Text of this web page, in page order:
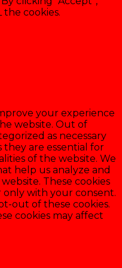
cookies.
your experience
website. Out of
as necessary
they are essential for
of the website. We
help us analyze and
These cookies
with your consent.
out of these cookies.
cookies may affect